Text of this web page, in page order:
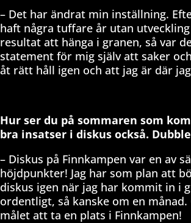
– Det har ändrat min inställning.
haft några tuffare år utan
resultat att hänga i granen, så var
statement för mig själv att saker
åt rätt håll igen och att jag är där
Hur ser du på sommaren som
bra insatser i diskus också.
– Diskus på Finnkampen var en av
höjdpunkter! Jag har som plan att
diskus igen när jag har kommit in i
ordentligt, så kanske om en månad.
målet att ta en plats i Finnkampen!